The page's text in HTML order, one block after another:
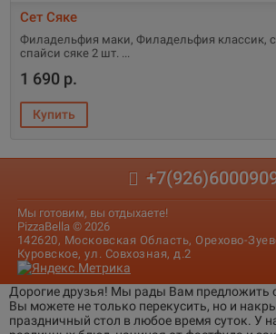
Сет Сяке
Филадельфия маки, Филадельфия классик,
спайси сяке 2 шт.
1 690 р.
Мы готовим, вы отдыхаете!
PizzaBella © 2026
142620, Московская Область, Орехово-
Куровское, ул. Совхозная, д.2
Дорогие друзья! Мы рады Вам предложить
Вы можете не только перекусить, но и
праздничный стол в любое время суток. У